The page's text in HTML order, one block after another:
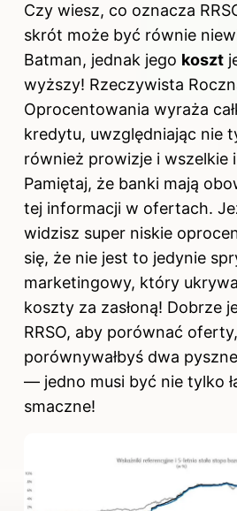
Czy wiesz, co oznacza
skrót może być równie
Batman, jednak jego koszt
wyższy! Rzeczywista
Oprocentowania wyraża
kredytu, uwzględniając nie
również prowizje i wszelkie
Pamiętaj, że banki mają
tej informacji w ofertach.
widzisz super niskie
się, że nie jest to jedynie
marketingowy, który
koszty za zasłoną! Dobrze
RRSO, aby porównać
porównywałbyś dwa
— jedno musi być nie tylko
smaczne!